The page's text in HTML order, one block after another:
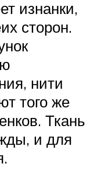
изнанки,
сторон.
нити
того же
Ткань
и для